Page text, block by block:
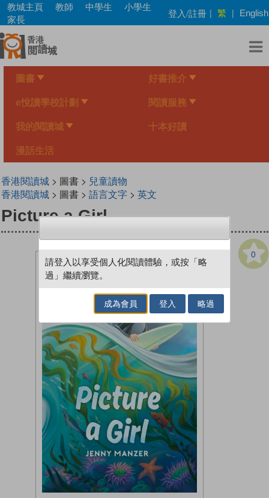
Skip
main
content
教城主頁 教師 中學生
小學生
家長
登入/註冊 | 繁 | English
圖書 好書推介
e悅讀學校計劃 閱讀服務
我的閱讀城 十本好讀
漫話生活
香港閱讀城> 圖書 > 兒童讀物
香港閱讀城> 圖書 > 語言文字> 英文
Picture a Girl
0
請登入以享受個人化閱讀體驗，或按「略
過」繼續瀏覽。
成為會員 登入 略過